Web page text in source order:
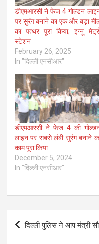
डीएमआरसी ने फेज 4 गोल्डन
पर सुरंग बनाने का एक और बड़ा
का पत्थर पूरा किया; इग्नू
स्टेशन
February 26, 2025
In "दिल्ली एनसीआर"
डीएमआरसी ने फेज 4 की
लाइन पर सबसे लंबी सुरंग बनाने
काम पूरा किया
December 5, 2024
In "दिल्ली एनसीआर"
Post
navigation
दिल्ली पुलिस ने आप मंत्री